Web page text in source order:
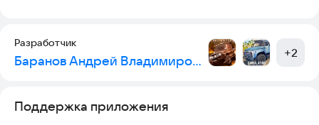
отдельная радиостанция!
🔸🔸🔸 Минимальные системные требования к игре 🔸🔸🔸
Разработчик
Баранов Андрей Владимирович +2
Поддержка приложения